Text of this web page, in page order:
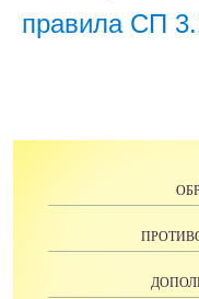
правила СП